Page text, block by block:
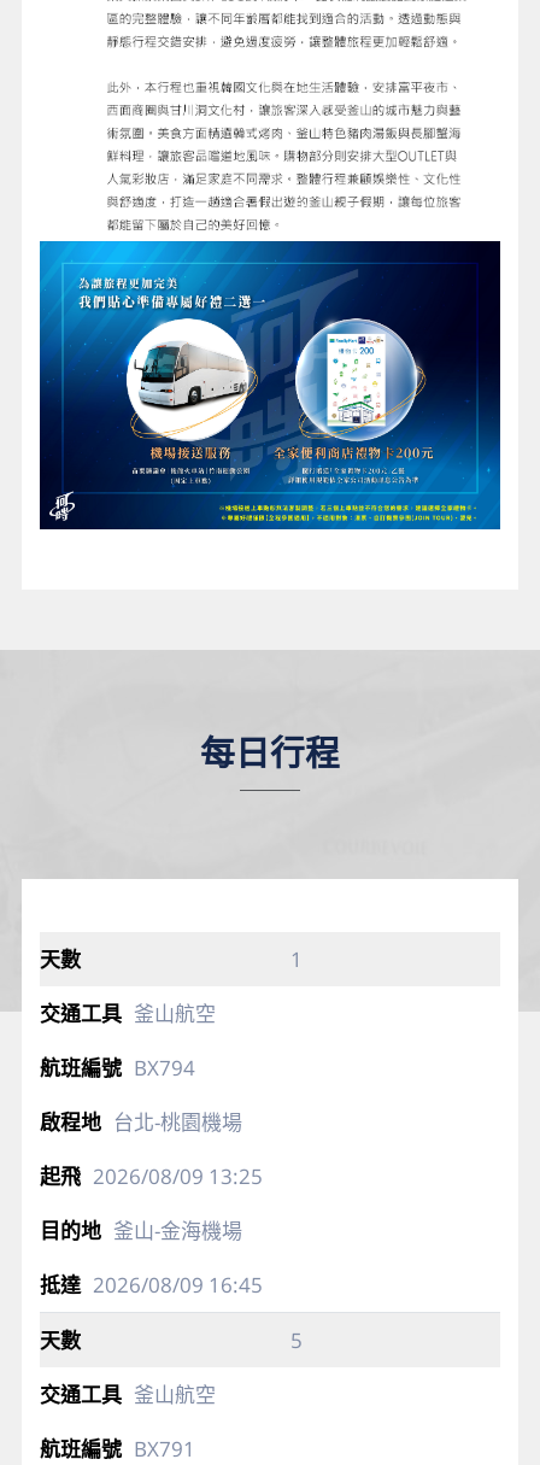
每日行程
1
釜山航空
BX794
台北-桃園機場
2026/08/09 13:25
釜山-金海機場
2026/08/09 16:45
5
釜山航空
BX791